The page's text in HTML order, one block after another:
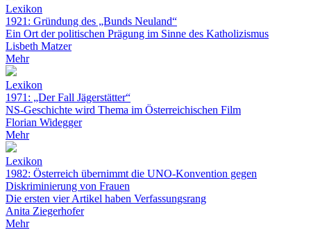
Lexikon
1921: Gründung des „Bunds Neuland“
Ein Ort der politischen Prägung im Sinne des Katholizismus
Lisbeth Matzer
Mehr
Lexikon
1971: „Der Fall Jägerstätter“
NS-Geschichte wird Thema im Österreichischen Film
Florian Widegger
Mehr
Lexikon
1982: Österreich übernimmt die UNO-Konvention gegen
Diskriminierung von Frauen
Die ersten vier Artikel haben Verfassungsrang
Anita Ziegerhofer
Mehr